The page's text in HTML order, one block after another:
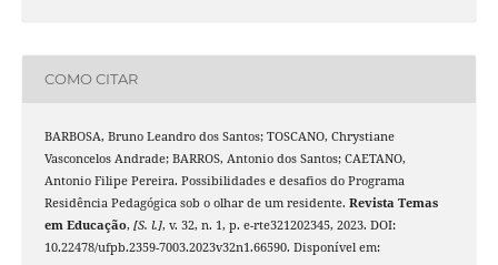
COMO CITAR
BARBOSA, Bruno Leandro dos Santos; TOSCANO, Chrystiane
Vasconcelos Andrade; BARROS, Antonio dos Santos; CAETANO,
Antonio Filipe Pereira. Possibilidades e desafios do Programa
Residência Pedagógica sob o olhar de um residente. Revista Temas
em Educação, [S. l.], v. 32, n. 1, p. e-rte321202345, 2023. DOI:
10.22478/ufpb.2359-7003.2023v32n1.66590. Disponível em: